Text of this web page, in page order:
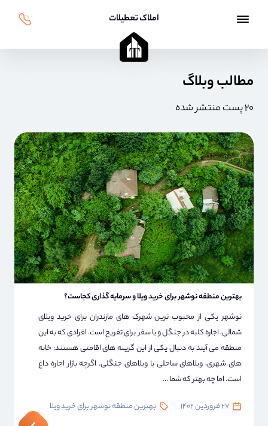
املاک تعطیلات
مطالب وبلاگ
۲۰ پست منتشر شده
بهترین منطقه نوشهر برای خرید ویلا و سرمایه گذاری کجاست؟
نوشهر یکی از محبوب ترین شهرک های مازندران برای خرید ویلای
شمالی، اجاره کلبه در جنگل و یا سفر برای تفریح ​​است. افرادی که به این
منطقه می آیند به دنبال یکی از این گزینه های اقامتی هستند: خانه
های شهری، ویلاهای ساحلی یا ویلاهای جنگلی. اگرچه بازار اجاره داغ
است. اما چه بهتر که شما ...
۲۷ فروردین ۱۴۰۲ بهترین منطقه نوشهر برای خرید ویلا